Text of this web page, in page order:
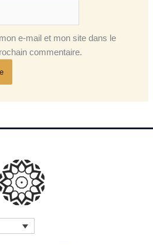
e-mail et mon site dans le
commentaire.